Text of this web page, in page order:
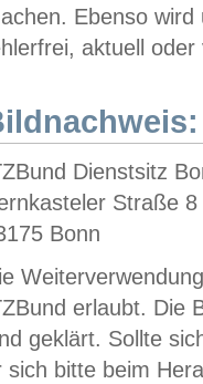
Ebenso
aktuell oder
Dienstsitz
Straße 8
Bonn
erlaubt. Die
geklärt. Sollte
sich bitte beim